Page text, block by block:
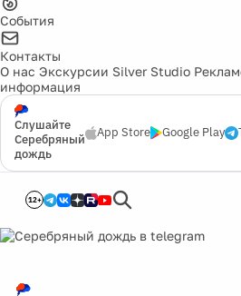
События
Контакты
О нас Экскурсии Silver Studio
информация
Слушайте
Серебряный
дождь
App Store Google Play
12+